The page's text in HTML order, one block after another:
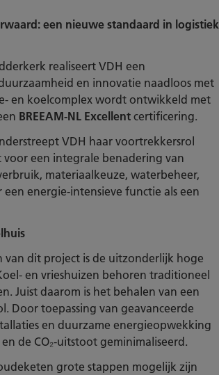
een nieuwe standaard in logistiek
realiseert VDH een
en innovatie naadloos met
en koelcomplex wordt ontwikkeld met
BREEAM-NL Excellentcertificering.
VDH haar voortrekkersrol
voor een integrale benadering van
materiaalkeuze, waterbeheer,
energie-intensieve functie als een
van dit project is de uitzonderlijk hoge
en vrieshuizen behoren traditioneel
Juist daarom is het behalen van een
Door toepassing van geavanceerde
en duurzame energieopwekking
de CO₂-uitstoot geminimaliseerd.
grote stappen mogelijk zijn